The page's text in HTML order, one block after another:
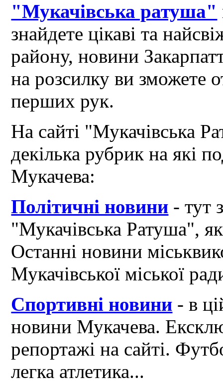
"Мукачівська ратуша"
знайдете цікаві та
району, новини
на розсилку ви зможете
перших рук.
На сайті "Мукачівська
декілька рубрик на які
Мукачева:
Політичні новини - тут
"Мукачівська Ратуша",
Останні новини
Мукачівської міської
Спортивні новини - в
новини Мукачева.
репортажі на сайті.
легка атлетика...